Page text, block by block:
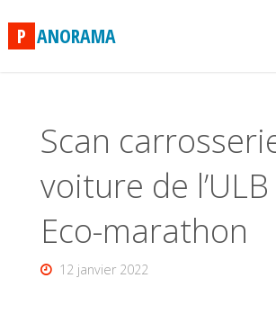
content
P ANORAMA
Scan
voiture de
Eco-marathon
12 janvier 2022